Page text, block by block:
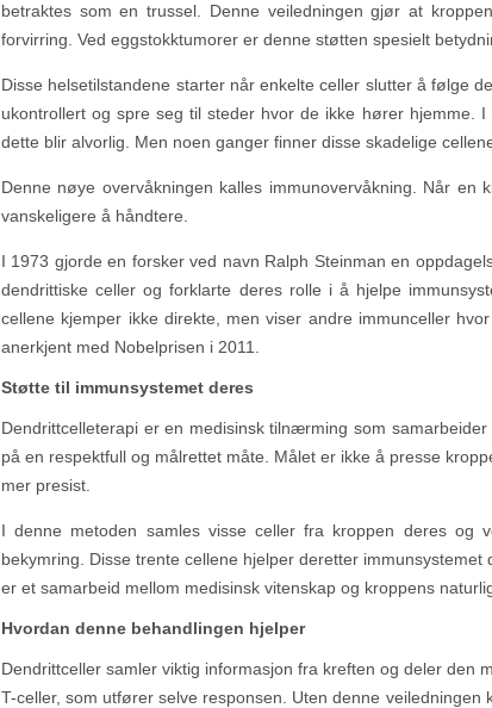
betraktes som en trussel. Denne veiledningen gjør at
forvirring. Ved eggstokktumorer er denne støtten spesielt
Disse helsetilstandene starter når enkelte celler slutter å følge
ukontrollert og spre seg til steder hvor de ikke hører hjemme.
dette blir alvorlig. Men noen ganger finner disse skadelige
Denne nøye overvåkningen kalles immunovervåkning. Når en
vanskeligere å håndtere.
I 1973 gjorde en forsker ved navn Ralph Steinman en
dendrittiske celler og forklarte deres rolle i å hjelpe
cellene kjemper ikke direkte, men viser andre immunceller
anerkjent med Nobelprisen i 2011.
Støtte til immunsystemet deres
Dendrittcelleterapi er en medisinsk tilnærming som
på en respektfull og målrettet måte. Målet er ikke å presse
mer presist.
I denne metoden samles visse celler fra kroppen deres og
bekymring. Disse trente cellene hjelper deretter
er et samarbeid mellom medisinsk vitenskap og kroppens
Hvordan denne behandlingen hjelper
Dendrittceller samler viktig informasjon fra kreften og deler den
T-celler, som utfører selve responsen. Uten denne